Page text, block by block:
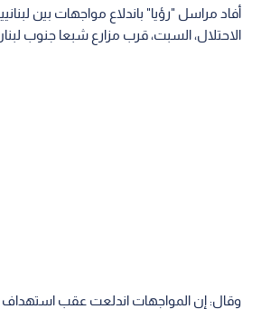
أفاد مراسل "رؤيا" باندلاع مواجهات بين
الاحتلال، السبت، قرب مزارع شبعا جنوب
وقال: إن المواجهات اندلعت عقب استهداف